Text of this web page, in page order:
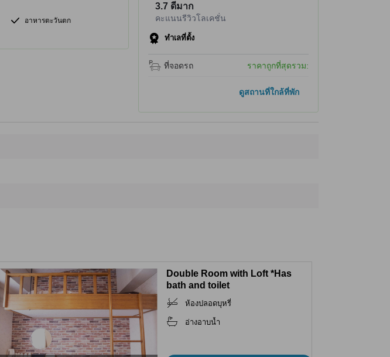
อาหารตะวันตก
3.7 ดีมาก
คะแนนรีวิวโลเคชั่น
ทำเลที่ตั้ง
ที่จอดรถ ราคาถูกที่สุดรวม:
ดูสถานที่ใกล้ที่พัก
Double Room with Loft *Has
bath and toilet
ห้องปลอดบุหรี่
อ่างอาบน้ำ